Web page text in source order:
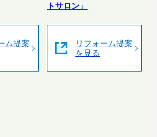
ム提案
トサロン」
リフォーム提案
を見る